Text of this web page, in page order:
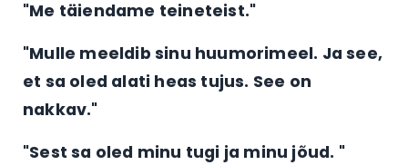
"Me täiendame teineteist."
"Mulle meeldib sinu huumorimeel. Ja see,
et sa oled alati heas tujus. See on
nakkav."
"Sest sa oled minu tugi ja minu jõud. "